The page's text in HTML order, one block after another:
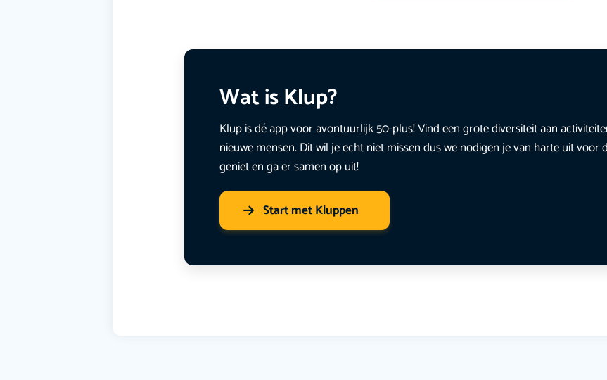
Wat is Klup?
Klup is dé app voor avontuurlijk 50-plus! Vind een grote diversiteit aan
nieuwe mensen. Dit wil je echt niet missen dus we nodigen je van harte uit voor
geniet en ga er samen op uit!
Start met Kluppen